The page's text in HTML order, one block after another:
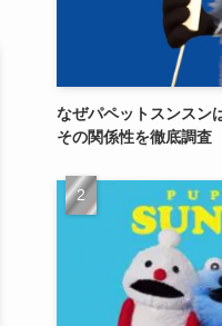
なぜパペットスンスン
その関係性を徹底調査